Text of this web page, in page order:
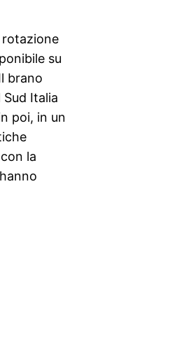
rotazione
su
brano
Sud Italia
poi, in un
la